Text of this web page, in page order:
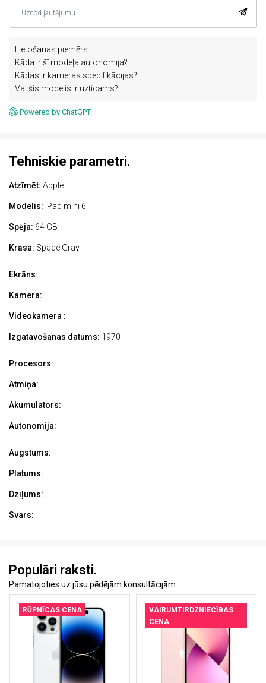
Lietošanas piemērs:
Kāda ir šī modeļa autonomija?
Kādas ir kameras specifikācijas?
Vai šis modelis ir uzticams?
Powered by ChatGPT.
Tehniskie parametri.
Atzīmēt: Apple
Modelis: iPad mini 6
Spēja: 64 GB
Krāsa: Space Gray
Ekrāns:
Kamera:
Videokamera :
Izgatavošanas datums: 1970
Procesors:
Atmiņa:
Akumulators:
Autonomija:
Augstums:
Platums:
Dziļums:
Svars:
Populāri raksti.
Pamatojoties uz jūsu pēdējām konsultācijām.
RŪPNĪCAS CENA
VAIRUMTIRDZNIECĪBAS
CENA